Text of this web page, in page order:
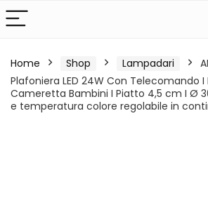
Home Shop Lampadari
Plafoniera LED 24W Con Telecomando
Cameretta Bambini I Piatto 4,5 cm I Ø
e temperatura colore regolabile in